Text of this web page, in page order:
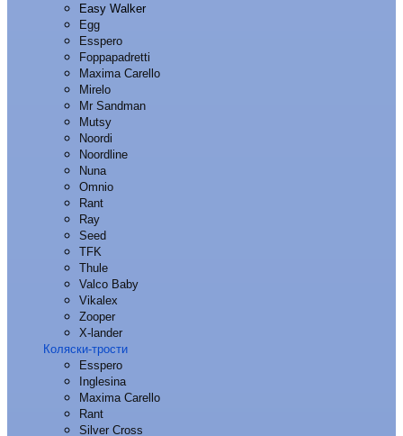
Easy Walker
Egg
Esspero
Foppapadretti
Maxima Carello
Mirelo
Mr Sandman
Mutsy
Noordi
Noordline
Nuna
Omnio
Rant
Ray
Seed
TFK
Thule
Valco Baby
Vikalex
Zooper
X-lander
Коляски-трости
Esspero
Inglesina
Maxima Carello
Rant
Silver Cross